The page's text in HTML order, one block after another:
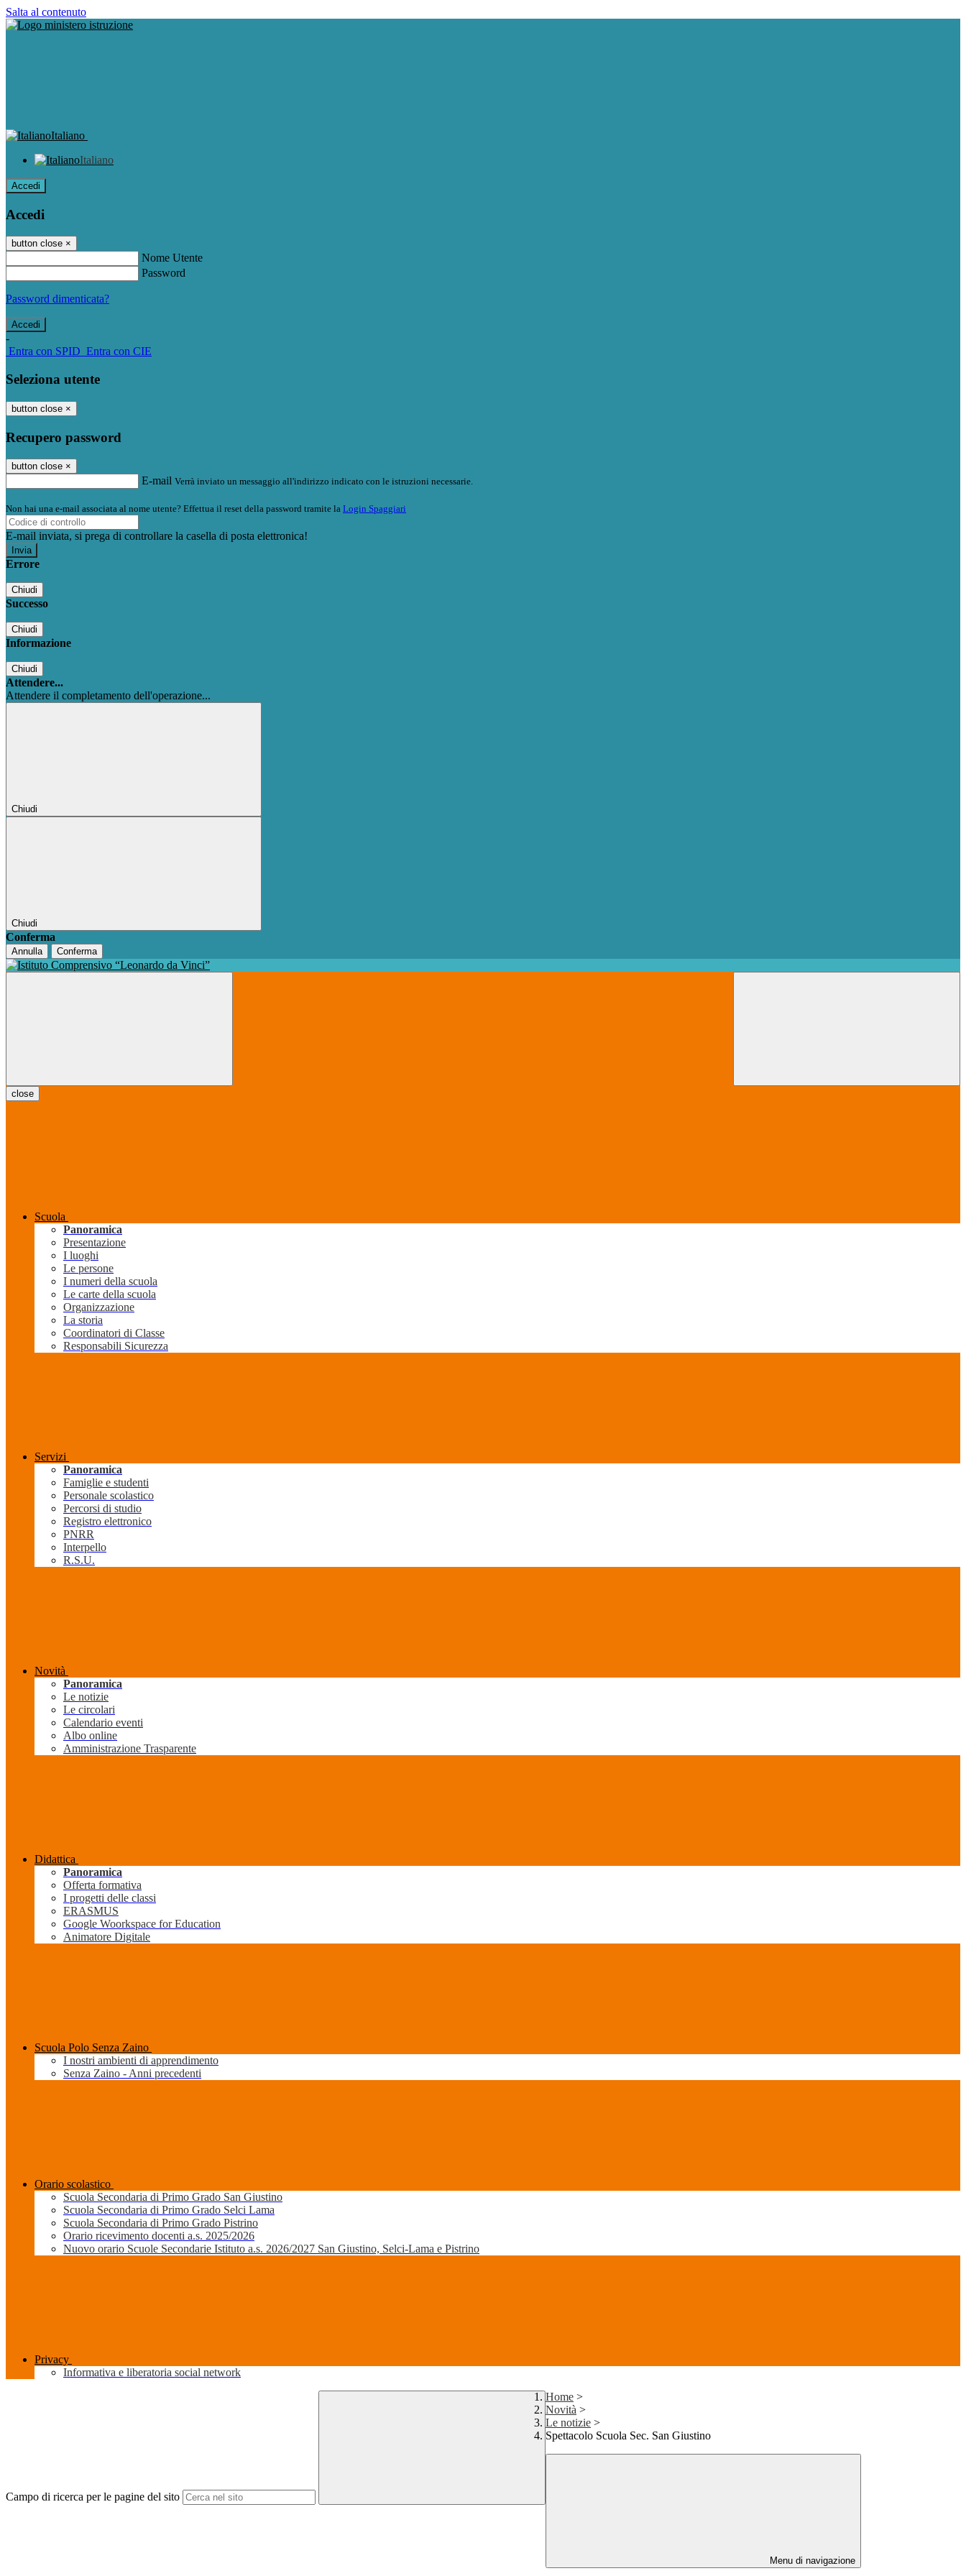
Salta al contenuto
Italiano
Italiano
Accedi
Accedi
button close ×
Nome Utente
Password
Password dimenticata?
-
Entra con SPID Entra con CIE
Seleziona utente
button close ×
Recupero password
button close ×
E-mail Verrà inviato un messaggio all'indirizzo indicato con le istruzioni necessarie.
Non hai una e-mail associata al nome utente? Effettua il reset della password tramite la Login Spaggiari
E-mail inviata, si prega di controllare la casella di posta elettronica!
Errore
Chiudi
Successo
Chiudi
Informazione
Chiudi
Attendere...
Attendere il completamento dell'operazione...
Chiudi
Chiudi
Conferma
Annulla Conferma
close
Scuola
Panoramica
Presentazione
I luoghi
Le persone
I numeri della scuola
Le carte della scuola
Organizzazione
La storia
Coordinatori di Classe
Responsabili Sicurezza
Servizi
Panoramica
Famiglie e studenti
Personale scolastico
Percorsi di studio
Registro elettronico
PNRR
Interpello
R.S.U.
Novità
Panoramica
Le notizie
Le circolari
Calendario eventi
Albo online
Amministrazione Trasparente
Didattica
Panoramica
Offerta formativa
I progetti delle classi
ERASMUS
Google Woorkspace for Education
Animatore Digitale
Scuola Polo Senza Zaino
I nostri ambienti di apprendimento
Senza Zaino - Anni precedenti
Orario scolastico
Scuola Secondaria di Primo Grado San Giustino
Scuola Secondaria di Primo Grado Selci Lama
Scuola Secondaria di Primo Grado Pistrino
Orario ricevimento docenti a.s. 2025/2026
Nuovo orario Scuole Secondarie Istituto a.s. 2026/2027 San Giustino, Selci-Lama e Pistrino
Privacy
Informativa e liberatoria social network
Campo di ricerca per le pagine del sito
Home >
Novità >
Le notizie >
Spettacolo Scuola Sec. San Giustino
Menu di navigazione